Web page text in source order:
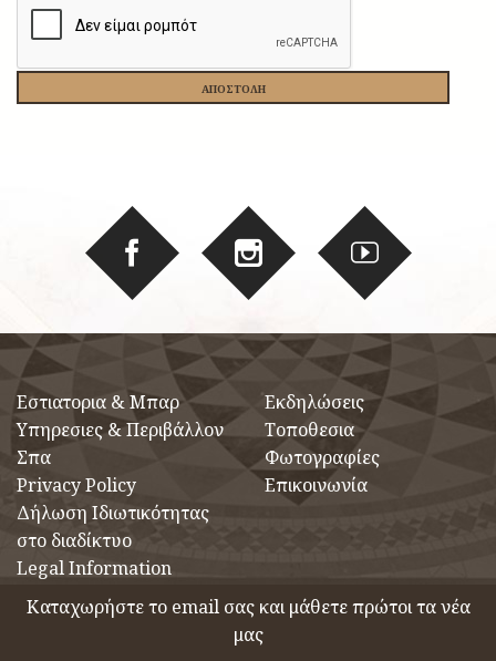
Eστιατορια & Μπαρ
Υπηρεσιες & Περιβάλλον
Σπα
Privacy Policy
Δήλωση Ιδιωτικότητας
στο διαδίκτυο
Legal Information
Εκδηλώσεις
Τοποθεσια
Φωτογραφίες
Επικοινωνία
Καταχωρήστε το email σας και μάθετε πρώτοι τα νέα
μας